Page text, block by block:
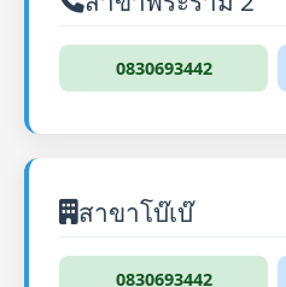
0830693442
สาขาโบ๊เบ๊
0830693442